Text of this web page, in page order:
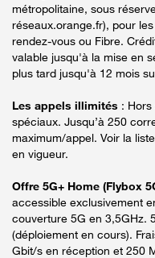
métropolitaine, sous
réseaux.orange.fr), pour
rendez-vous ou Fibre.
valable jusqu'à la mise en
plus tard jusqu'à 12 mois
Les appels illimités :
spéciaux. Jusqu’à 250
maximum/appel. Voir la
en vigueur.
Offre 5G+ Home (Flybox
accessible exclusivement
couverture 5G en 3,5GHz.
(déploiement en cours).
Gbit/s en réception et 250